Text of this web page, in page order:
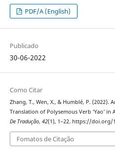
PDF/A (English)
Publicado
30-06-2022
Como Citar
Zhang, T., Wen, X., & Humblé, P. (2022).
Translation of Polysemous Verb ‘Yao’ in
De Tradução, 42(1), 1–22. https://doi.org/
Fomatos de Citação